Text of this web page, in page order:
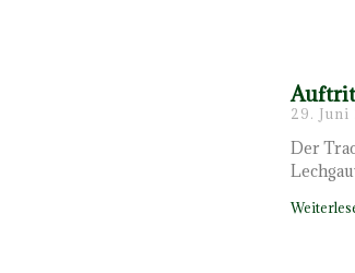
29. Juni
Der